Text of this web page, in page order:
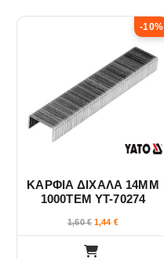
-10%
ΚΑΡΦΙΑ ΔΙΧΑΛΑ 14ΜΜ
1000ΤΕΜ YT-70274
1,60€ 1,44 €